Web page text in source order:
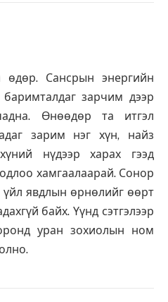
өдөр. Сансрын энергийн
зарчим дээр
Өнөөдөр та итгэл
зарим нэг хүн, найз
нүдээр харах гээд
хамгаалаарай. Сонор
үйл явдлын өрнөлийг өөрт
байх. Үүнд сэтгэлээр
уран зохиолын ном